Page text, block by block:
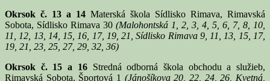
Okrsok č. 13 a 14 Materská škola Sídlisko Rimava, Rimavská
Sobota, Sídlisko Rimava 30 (Malohontská 1, 2, 3, 4, 5, 6, 7, 8, 10,
11, 12, 13, 14, 15, 16, 17, 19, 21, Sídlisko Rimava 9, 11, 13, 15, 17,
19, 21, 23, 25, 27, 29, 32, 36)
Okrsok č. 15 a 16Stredná odborná škola obchodu a služieb,
Rimavská Sobota, Športová 1 (Jánošíkova 20, 22, 24, 26, Kvetná,